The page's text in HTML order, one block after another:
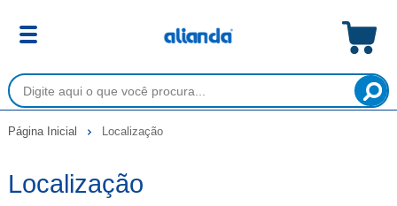
Página Inicial Localização
Localização